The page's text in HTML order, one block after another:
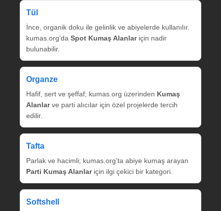
Tül
İnce, organik doku ile gelinlik ve abiyelerde kullanılır.
kumas.org’da Spot Kumaş Alanlariçin nadir
bulunabilir.
Organze
Hafif, sert ve şeffaf; kumas.org üzerinden Kumaş
Alanlarve parti alıcılar için özel projelerde tercih
edilir.
Tafta
Parlak ve hacimli; kumas.org’ta abiye kumaş arayan
Parti Kumaş Alanlariçin ilgi çekici bir kategori.
Softshell